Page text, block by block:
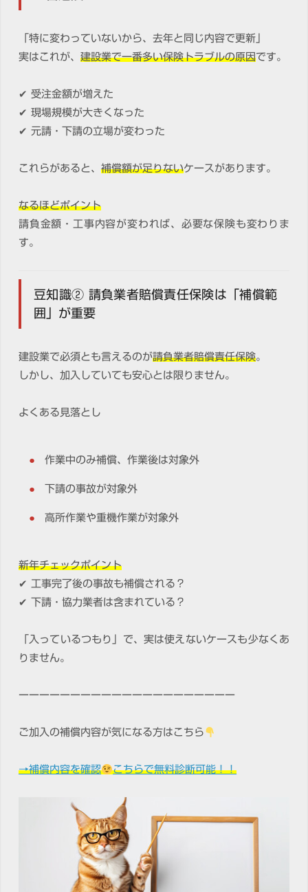
「特に変わっていないから、去年と同じ内容で更新」
実はこれが、 建設業で一番多い保険トラブルの原因です。
✔ 受注金額が増えた
✔ 現場規模が大きくなった
✔ 元請・下請の立場が変わった
これらがあると、 補償額が足りないケースがあります。
なるほどポイント
請負金額・工事内容が変われば、必要な保険も変わりま
す。
豆知識② 請負業者賠償責任保険は「補償範
囲」が重要
建設業で必須とも言えるのが請負業者賠償責任保険。
しかし、加入していても安心とは限りません。
よくある見落とし
作業中のみ補償、作業後は対象外
下請の事故が対象外
高所作業や重機作業が対象外
新年チェックポイント
✔ 工事完了後の事故も補償される？
✔ 下請・協力業者は含まれている？
「入っているつもり」で、実は使えないケースも少なくあ
りません。
ーーーーーーーーーーーーーーーーーーーーー
ご加入の補償内容が気になる方はこちら
→補償内容を確認 こちらで無料診断可能！！